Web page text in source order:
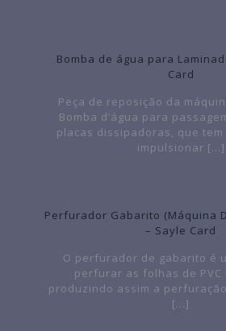
Bomba de água para
Card
Peça de reposição da
Bomba d’água para
placas dissipadoras, que
impulsionar […]
Perfurador Gabarito (Máquina
– Sayle Card
O perfurador de gabarito é
perfurar as folhas de PVC
produzindo assim a
[…]